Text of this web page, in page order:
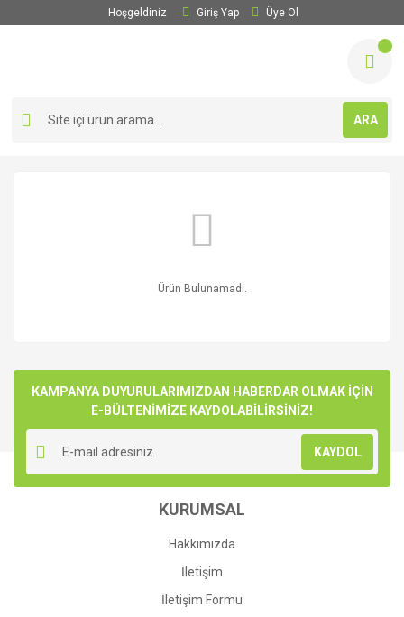
Hoşgeldiniz Giriş Yap Üye Ol
ARA
Ürün Bulunamadı.
KAMPANYA DUYURULARIMIZDAN HABERDAR OLMAK İÇİN
E-BÜLTENİMİZE KAYDOLABİLİRSİNİZ!
KAYDOL
KURUMSAL
Hakkımızda
İletişim
İletişim Formu